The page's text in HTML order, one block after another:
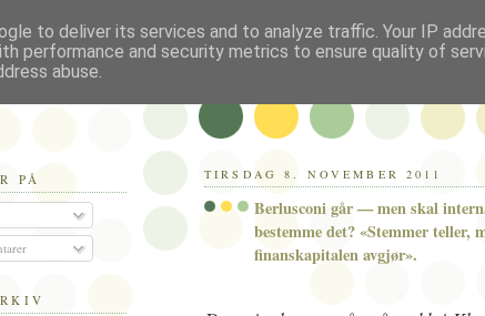
TIRSDAG 8. NOVEMBER 2011
Berlusconi går — men skal
bestemme det? «Stemmer teller,
finanskapitalen avgjør».
PÅ
to deliver its services and to analyze traffic. Your IP
performance and security metrics to ensure quality of
abuse.